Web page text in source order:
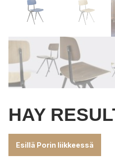
HAY
Esillä Porin liikkeessä